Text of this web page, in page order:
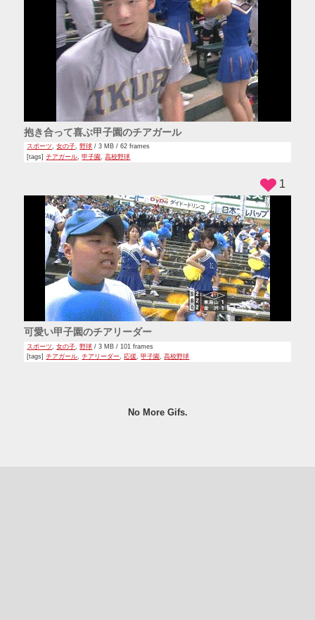
抱き合って喜ぶ甲子園のチアガール
スポーツ,女の子,野球 / 3 MB / 62 frames
[tags]チアガール,甲子園,高校野球
可愛い甲子園のチアリーダー
スポーツ ,女の子 ,野球 / 3 MB / 101 frames
[tags]チアガール,チアリーダー,応援,甲子園,高校野球
1
No More Gifs.